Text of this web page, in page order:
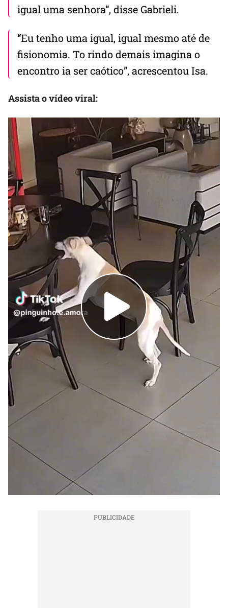
igual uma senhora”, disse Gabrieli.
“Eu tenho uma igual, igual mesmo até de
fisionomia. To rindo demais imagina o
encontro ia ser caótico”, acrescentou Isa.
Assista o vídeo viral: